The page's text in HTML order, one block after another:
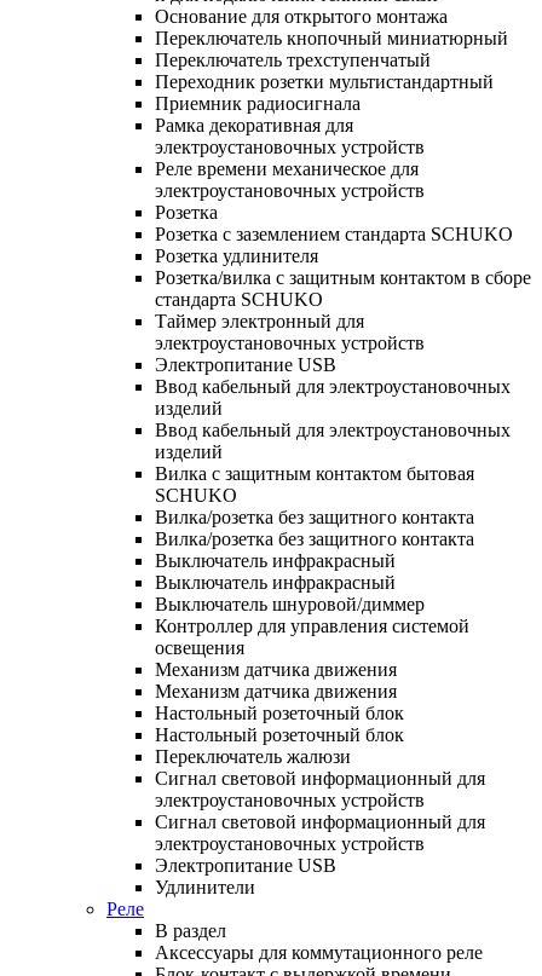
Основание для открытого монтажа
Переключатель кнопочный миниатюрный
Переключатель трехступенчатый
Переходник розетки мультистандартный
Приемник радиосигнала
Рамка декоративная для
электроустановочных устройств
Реле времени механическое для
электроустановочных устройств
Розетка
Розетка с заземлением стандарта SCHUKO
Розетка удлинителя
Розетка/вилка с защитным контактом в сборе
стандарта SCHUKO
Таймер электронный для
электроустановочных устройств
Электропитание USB
Ввод кабельный для электроустановочных
изделий
Ввод кабельный для электроустановочных
изделий
Вилка с защитным контактом бытовая
SCHUKO
Вилка/розетка без защитного контакта
Вилка/розетка без защитного контакта
Выключатель инфракрасный
Выключатель инфракрасный
Выключатель шнуровой/диммер
Контроллер для управления системой
освещения
Механизм датчика движения
Механизм датчика движения
Настольный розеточный блок
Настольный розеточный блок
Переключатель жалюзи
Сигнал световой информационный для
электроустановочных устройств
Сигнал световой информационный для
электроустановочных устройств
Электропитание USB
Удлинители
Реле
В раздел
Аксессуары для коммутационного реле